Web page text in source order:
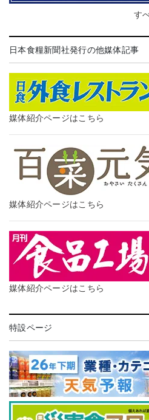
す
日本食糧新聞社発行の他媒体記事
媒体紹介ページはこちら
媒体紹介ページはこちら
媒体紹介ページはこちら
特設ページ